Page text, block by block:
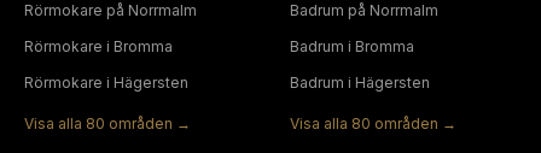
Rörmokare på Norrmalm
Rörmokare i Bromma
Rörmokare i Hägersten
Visa alla 80 områden →
Badrum på Norrmalm
Badrum i Bromma
Badrum i Hägersten
Visa alla 80 områden →